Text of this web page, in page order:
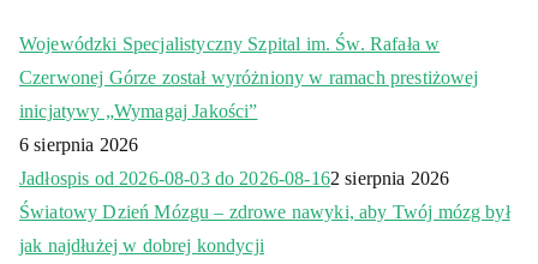
Wojewódzki Specjalistyczny Szpital im. Św. Rafała w
Czerwonej Górze został wyróżniony w ramach prestiżowej
inicjatywy „Wymagaj Jakości”
6 sierpnia 2026
Jadłospis od 2026-08-03 do 2026-08-162 sierpnia 2026
Światowy Dzień Mózgu – zdrowe nawyki, aby Twój mózg był
jak najdłużej w dobrej kondycji